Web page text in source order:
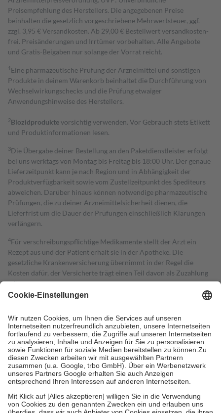
Preisempfehlung des Herstellers. Die angegebenen Preise
beinhalten die gesetzlich vorgeschriebene Mehrwertsteuer, ggf.
zzgl. 3,95 € Versandkosten. Ab 29,00 € Bestell­wert versand­kosten­
frei. Preisänderungen und Irrtümer vorbehalten. Alle Angebote
und Gratis-Beigaben nur solange der Vorrat reicht.
1 Eine pharmazeutische Prüfung der Arzneimittel und sonstigen
Produkte in deinem Warenkorb beinhaltet die Durchführung von
Wechselwirkungschecks und die Prüfung etwaiger
Anwendungshinweise des Herstellers.
2Biozidproduktevorsichtig verwenden. Vor Gebrauch stets Etikett
und Produktinformationen lesen.
3Die Übergabe deiner Bestellung an den Paketdienstleister erfolgt
bei uns werktags von Montag bis Freitag bis 18:00 Uhr. Der genaue
Lieferzeitpunkt kann je nach Region und in Abhängigkeit der
Produktverfügbarkeit sowie vom Zustellzeitpunkt des Spediteurs
abweichen. Darüber hinaus können notwendige pharmazeutische
Prüfungen, die zu deiner Arzneimittelsicherheit dienen, die
Lieferfrist um die Dauer der Prüfungen einschließlich Klärungen
verlängern.
4Für verschreibungspflichtige Medikamente stellt der Arzt ein
Rezept aus und der Patient erhält sie in der Apotheke. Die
gesetzliche Krankenversicherung übernimmt in der Regel die
Kosten dafür, der Versicherte trägt einen Teil davon als Zuzahlung
mit.
Grundsätzlich leisten Mitglieder Zuzahlungen in Höhe von zehn
höchstens zehn Euro.
Es sind jedoch nie mehr als die tatsächlichen
Kosten der Leistung zu entrichten.
Diese Regeln gelten grundsätzlich auch für Online-Apotheken.
Bei Heilmitteln und häuslicher Krankenpflege beträgt die
Zuzahlung zehn Prozent der Kosten sowie zehn Euro je
Verordnung.
Um das Engagement der Versicherten für ihre eigene Gesundheit zu
stärken und die besondere Stellung der Familie zu unterstützen,
fallenkeine Zuzahlungenan bei:
• Kindern und Jugendlichen bis zum vollendeten 18. Lebensjahr